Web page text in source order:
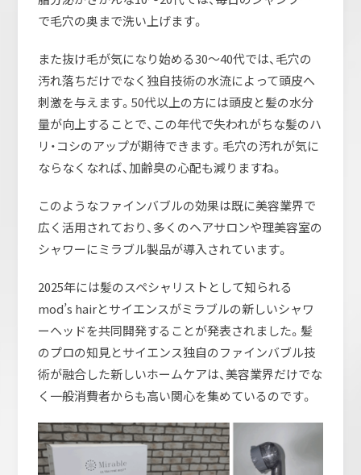
で毛穴の奥まで洗い上げます。
また抜け毛が気になり始める30～40代では、毛穴の
汚れ落ちだけでなく独自技術の水流によって頭皮へ
刺激を与えます。50代以上の方には頭皮と髪の水分
量が向上することで、この年代で失われがちな髪のハ
リ・コシのアップが期待できます。毛穴の汚れが気に
ならなくなれば、加齢臭の心配も減りますね。
このようなファインバブルの効果は既に美容業界で
広く活用されており、多くのヘアサロンや理美容室の
シャワーにミラブル製品が導入されています。
2025年には髪のスペシャリストとして知られる
mod’s hairとサイエンスがミラブルの新しいシャワ
ーヘッドを共同開発することが発表されました。髪
のプロの知見とサイエンス独自のファインバブル技
術が融合した新しいホームケアは、美容業界だけでな
く一般消費者からも高い関心を集めているのです。